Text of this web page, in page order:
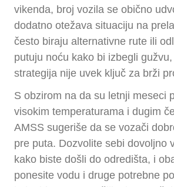
vikenda, broj vozila se obično
dodatno otežava situaciju na
često biraju alternativne rute ili
putuju noću kako bi izbegli
strategija nije uvek ključ za brži
S obzirom na da su letnji meseci
visokim temperaturama i dugim
AMSS sugeriše da se vozači
pre puta. Dozvolite sebi dovoljno
kako biste došli do odredišta, i
ponesite vodu i druge potrebne